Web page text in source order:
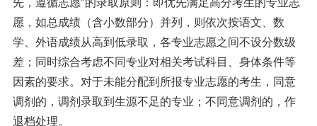
愿，如总成绩（含小数部分）并列，则依次按语文、数
学、外语成绩从高到低录取，各专业志愿之间不设分数级
差；同时综合考虑不同专业对相关考试科目、身体条件等
因素的要求。对于未能分配到所报专业志愿的考生，同意
调剂的，调剂录取到生源不足的专业；不同意调剂的，作
退档处理。